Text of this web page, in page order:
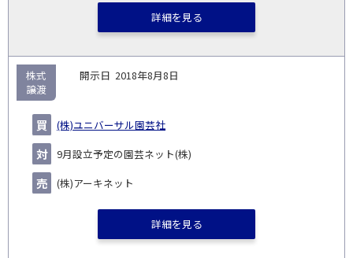
詳細を見る
2018年8月8日
(株)ユニバーサル園芸社
9月設立予定の園芸ネット(株)
(株)アーキネット
株式
譲渡
詳細を見る